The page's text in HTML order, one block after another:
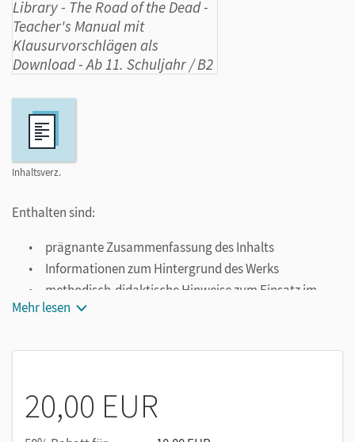
Inhaltsverz.
Enthalten sind:
prägnante Zusammenfassung des Inhalts
Informationen zum Hintergrund des Werks
methodisch-didaktische Hinweise zum Einsatz im
Unterricht
Kompetenzbereichen
Vorschläge zur Leistungsmessung
Musterlösungen zu Unterrichtsaufgaben und
Mehr lesen
20,00 EUR